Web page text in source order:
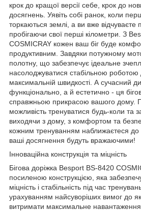
крок до кращої версії себе, крок до
досягнень. Уявіть собі ранок, коли
торкаються землі, а ви вже відчуваєте
пробігаючи свої перші кілометри. З
COSMICRAY кожен ваш біг буде
продуктивним. Завдяки потужному
полотну, що забезпечує ідеальне
насолоджуватися стабільною роботою
максимальній швидкості. А сучасний
функціонально, а й естетично - ця
справжньою прикрасою вашого дому.
можливість тренуватися будь-коли та
виходячи з дому, з комфортом та
кожним тренуванням наближаєтеся до
ваші досягнення будуть вражаючими!
Інноваційна конструкція та міцність
Бігова доріжка Besport BS-8420
посиленою конструкцією, яка
міцність і стабільність під час
урахуванням найсуворіших вимог до
витримати максимальне навантаження